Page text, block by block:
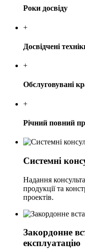
Роки досвіду
+
Досвідчені
+
Обслуговувані
+
Річний повний
Системні
Надання
продукції та
проектів.
Закордонне
експлуатацію